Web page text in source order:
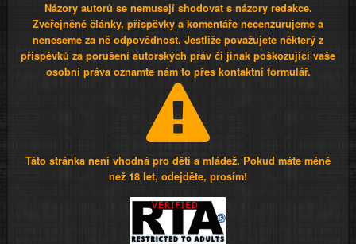
Názory autorů se nemusejí shodovat s názory redakce.
Zveřejněné články, příspěvky a komentáře necenzurujeme a
neneseme za ně odpovědnost. Jestliže považujete některý z
příspěvků za porušení autorských práv či jinak poškozující vaše
osobní práva oznamte nám to přes kontaktní formulář.
Táto stránka není vhodná pro děti a mládež. Pokud máte méně
než 18 let, odejděte, prosím!